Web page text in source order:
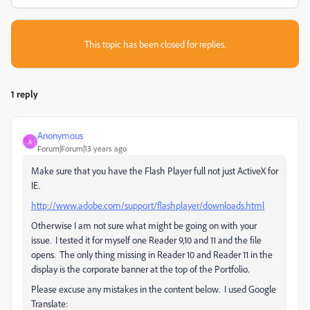
This topic has been closed for replies.
1 reply
A
Anonymous
Forum|Forum|13 years ago
Make sure that you have the Flash Player full not just ActiveX for
IE.
http://www.adobe.com/support/flashplayer/downloads.html
Otherwise I am not sure what might be going on with your
issue. I tested it for myself one Reader 9,10 and 11 and the file
opens. The only thing missing in Reader 10 and Reader 11 in the
display is the corporate banner at the top of the Portfolio.
Please excuse any mistakes in the content below. I used Google
Translate: